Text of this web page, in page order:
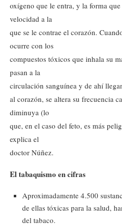
oxígeno que le entra, y la forma
velocidad a la
que se le contrae el corazón.
ocurre con los
compuestos tóxicos que inhala su
pasan a la
circulación sanguínea y de ahí
al corazón, se altera su frecuencia
diminuya (lo
que, en el caso del feto, es más
explica el
doctor Núñez.
El tabaquismo en cifras
Aproximadamente 4.500
de ellas tóxicas para la salud,
del tabaco.